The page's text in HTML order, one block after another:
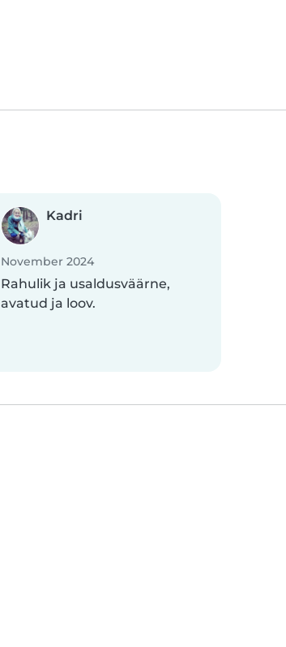
Kadri
November 2024
Rahulik ja usaldusväärne,
avatud ja loov.